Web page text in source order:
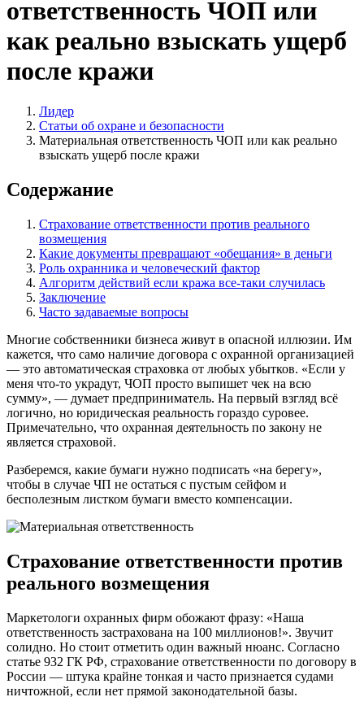
ответственность ЧОП или
как реально взыскать ущерб
после кражи
Лидер
Статьи об охране и безопасности
Материальная ответственность ЧОП или как реально
взыскать ущерб после кражи
Содержание
Страхование ответственности против реального
возмещения
Какие документы превращают «обещания» в деньги
Роль охранника и человеческий фактор
Алгоритм действий если кража все-таки случилась
Заключение
Часто задаваемые вопросы
Многие собственники бизнеса живут в опасной иллюзии. Им
кажется, что само наличие договора с охранной организацией
— это автоматическая страховка от любых убытков. «Если у
меня что-то украдут, ЧОП просто выпишет чек на всю
сумму», — думает предприниматель. На первый взгляд всё
логично, но юридическая реальность гораздо суровее.
Примечательно, что охранная деятельность по закону не
является страховой.
Разберемся, какие бумаги нужно подписать «на берегу»,
чтобы в случае ЧП не остаться с пустым сейфом и
бесполезным листком бумаги вместо компенсации.
Страхование ответственности против
реального возмещения
Маркетологи охранных фирм обожают фразу: «Наша
ответственность застрахована на 100 миллионов!». Звучит
солидно. Но стоит отметить один важный нюанс. Согласно
статье 932 ГК РФ, страхование ответственности по договору в
России — штука крайне тонкая и часто признается судами
ничтожной, если нет прямой законодательной базы.